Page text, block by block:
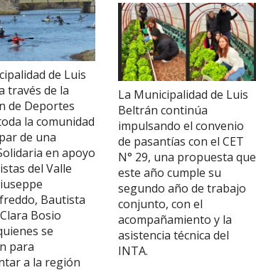
de Luis
través de la
de Deportes
la comunidad
de una
en apoyo
del Valle
Bautista
Bosio
se
para
a la región
La Municipalidad de Luis
Beltrán continúa
impulsando el convenio
de pasantías con el CET
N° 29, una propuesta que
este año cumple su
segundo año de trabajo
conjunto, con el
acompañamiento y la
asistencia técnica del
INTA.